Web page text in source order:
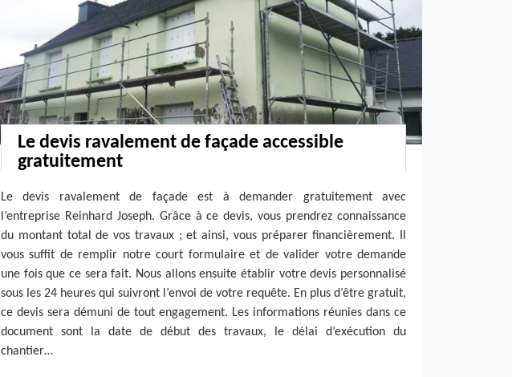
Le devis ravalement de façade accessible
gratuitement
Le devis ravalement de façade est à demander gratuitement avec
l’entreprise Reinhard Joseph. Grâce à ce devis, vous prendrez connaissance
du montant total de vos travaux ; et ainsi, vous préparer financièrement. Il
vous suffit de remplir notre court formulaire et de valider votre demande
une fois que ce sera fait. Nous allons ensuite établir votre devis personnalisé
sous les 24 heures qui suivront l’envoi de votre requête. En plus d’être gratuit,
ce devis sera démuni de tout engagement. Les informations réunies dans ce
document sont la date de début des travaux, le délai d’exécution du
chantier…